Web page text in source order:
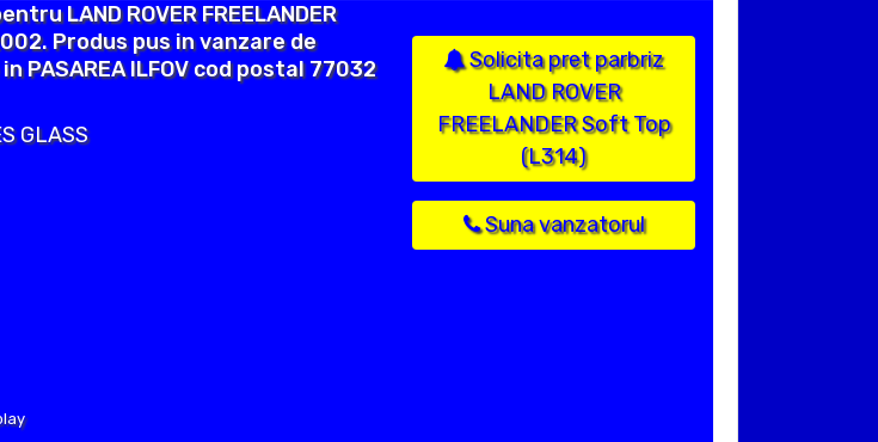
LAND ROVER FREELANDER
Produs pus in vanzare de
PASAREA ILFOV cod postal 77032
GLASS
Solicita pret parbriz
LAND ROVER
FREELANDER Soft Top
(L314)
Suna vanzatorul